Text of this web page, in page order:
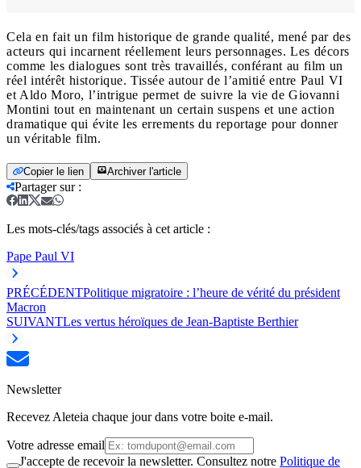
Cela en fait un film historique de grande qualité, mené par des
acteurs qui incarnent réellement leurs personnages. Les décors
comme les dialogues sont très travaillés, conférant au film un
réel intérêt historique. Tissée autour de l’amitié entre Paul VI
et Aldo Moro, l’intrigue permet de suivre la vie de Giovanni
Montini tout en maintenant un certain suspens et une action
dramatique qui évite les errements du reportage pour donner
un véritable film.
Copier le lien Archiver l'article
Partager sur:
Les mots-clés/tags associés à cet article :
Pape Paul VI
PRÉCÉDENTPolitique migratoire : l’heure de vérité du président
Macron
SUIVANTLes vertus héroïques de Jean-Baptiste Berthier
Newsletter
Recevez Aleteia chaque jour dans votre boite e-mail.
Votre adresse email
J'accepte de recevoir la newsletter. Consultez notre Politique de